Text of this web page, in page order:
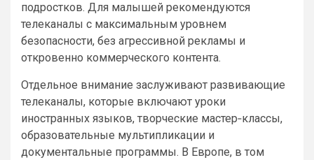
подростков. Для малышей рекомендуются
телеканалы с максимальным уровнем
безопасности, без агрессивной рекламы и
откровенно коммерческого контента.
Отдельное внимание заслуживают развивающие
телеканалы, которые включают уроки
иностранных языков, творческие мастер‑классы,
образовательные мультипликации и
документальные программы. В Европе, в том